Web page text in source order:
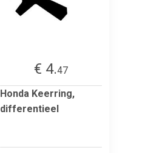
€ 4.47
Honda Keerring,
differentieel